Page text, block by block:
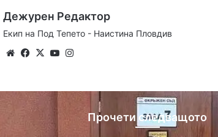
Дежурен Редактор
Екип на Под Тепето - Наистина Пловдив
WebsiteFacebook
X YouTube
Прочети следващото